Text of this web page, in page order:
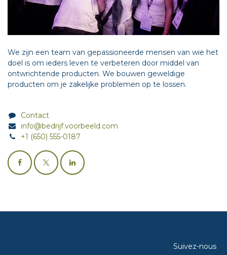
We zijn een team van gepassioneerde mensen van wie het
doel is om ieders leven te verbeteren door middel van
ontwrichtende producten. We bouwen geweldige
producten om je zakelijke problemen op te lossen.
Contact
info@bedrijf.voorbeeld.com
+1 (650) 555-0187
Suivez-nous